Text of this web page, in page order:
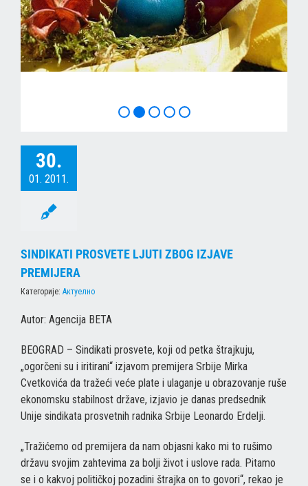
30.
01. 2011.
SINDIKATI PROSVETE LJUTI ZBOG IZJAVE
PREMIJERA
Категорије: Актуелно
Autor: Agencija BETA
BEOGRAD – Sindikati prosvete, koji od petka štrajkuju,
„ogorčeni su i iritirani“ izjavom premijera Srbije Mirka
Cvetkovića da tražeći veće plate i ulaganje u obrazovanje ruše
ekonomsku stabilnost države, izjavio je danas predsednik
Unije sindikata prosvetnih radnika Srbije Leonardo Erdelji.
„Tražićemo od premijera da nam objasni kako mi to rušimo
državu svojim zahtevima za bolji život i uslove rada. Pitamo
se i o kakvoj političkoj pozadini štrajka on to govori“, rekao je